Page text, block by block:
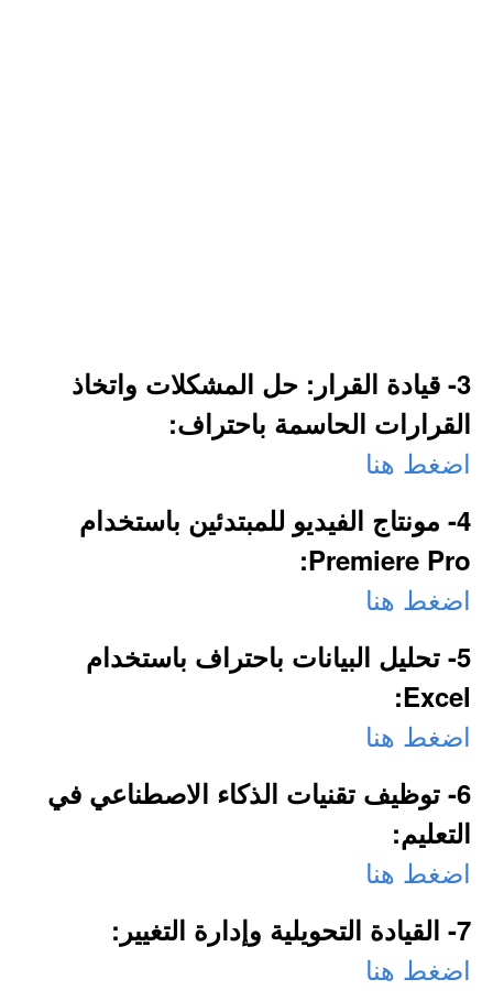
3- قيادة القرار: حل المشكلات واتخاذ
القرارات الحاسمة باحتراف:
اضغط هنا
4- مونتاج الفيديو للمبتدئين باستخدام
Premiere Pro:
اضغط هنا
5- تحليل البيانات باحتراف باستخدام
Excel:
اضغط هنا
6- توظيف تقنيات الذكاء الاصطناعي في
التعليم:
اضغط هنا
7- القيادة التحويلية وإدارة التغيير:
اضغط هنا